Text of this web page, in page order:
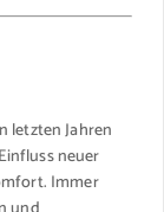
letzten Jahren
neuer
Immer